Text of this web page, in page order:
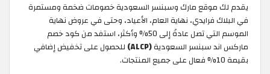
يقدم لك موقع مارك وسبنسر السعودية خصومات ضخمة ومستمرة
في البلاك فرايدي، نهاية العام، الأعياد، وحتى في عروض نهاية
الموسم التي تصل عادةً إلى 50% وأكثر، استفد من كود خصم
ماركس اند سبنسر السعودية(ALCP)
للحصول على تخفيض إضافي
بقيمة 10% فعال على جميع المنتجات.